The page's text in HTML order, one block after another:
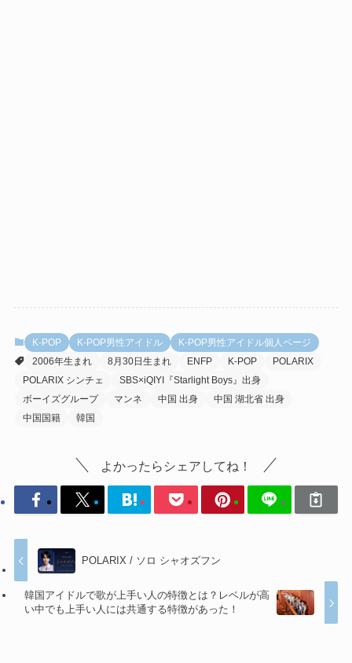
K-POP K-POP男性アイドル
K-POP男性アイドル個人ページ
2006年生まれ
8月30日生まれ ENFP K-POP
POLARIX
POLARIX シンチェ
SBS×iQIYI『Starlight Boys』出身
ボーイズグループ
マンネ 中国 出身
中国 湖北省 出身
中国国籍
韓国
よかったらシェアしてね！
POLARIX / ソロ シャオズフン
韓国アイドルで歌が上手い人の特徴とは？レベルが高
い中でも上手い人には共通する特徴があった！